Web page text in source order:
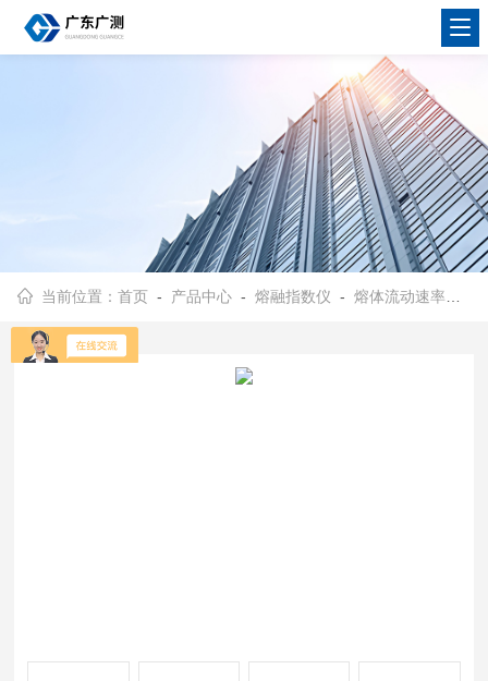
当前位置：首页 - 产品中心 -熔融指数仪 -熔体流动速率仪